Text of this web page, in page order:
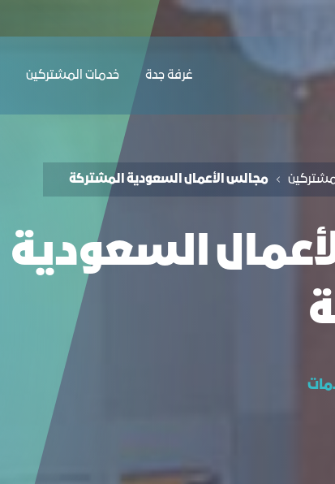
الأجنبية - غرفة جدة
ﻏﺮﻓﺔ ﺟﺪة ﺧﺪﻣﺎت المشتركين
مجالس الأعمال السعودية المشتركة
السعودية